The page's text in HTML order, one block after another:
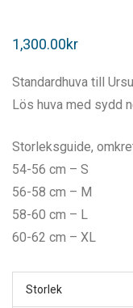
1,300.00kr
Standardhuva till
Lös huva med sydd
Storleksguide,
54-56 cm – S
56-58 cm – M
58-60 cm – L
60-62 cm – XL
Storlek